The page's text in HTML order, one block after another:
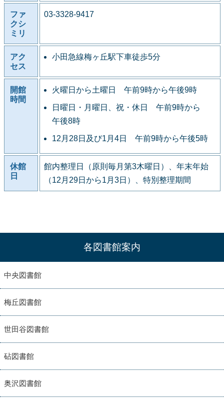
ファ
クシ
ミリ
03-3328-9417
アク
セス
小田急線梅ヶ丘駅下車徒歩5分
開館
時間
火曜日から土曜日 午前9時から午後9時
日曜日・月曜日、祝・休日 午前9時から
午後8時
12月28日及び1月4日 午前9時から午後5時
休館
日
館内整理日（原則毎月第3木曜日）、年末年始
（12月29日から1月3日）、特別整理期間
各図書館案内
中央図書館
梅丘図書館
世田谷図書館
砧図書館
奥沢図書館